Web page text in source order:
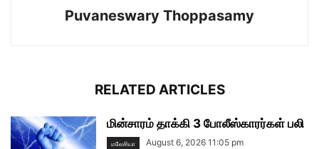
Puvaneswary Thoppasamy
RELATED ARTICLES
மின்சாரம் தாக்கி 3 போலீஸ்காரர்கள் பலி
மலேசியா August 6, 2026 11:05 pm